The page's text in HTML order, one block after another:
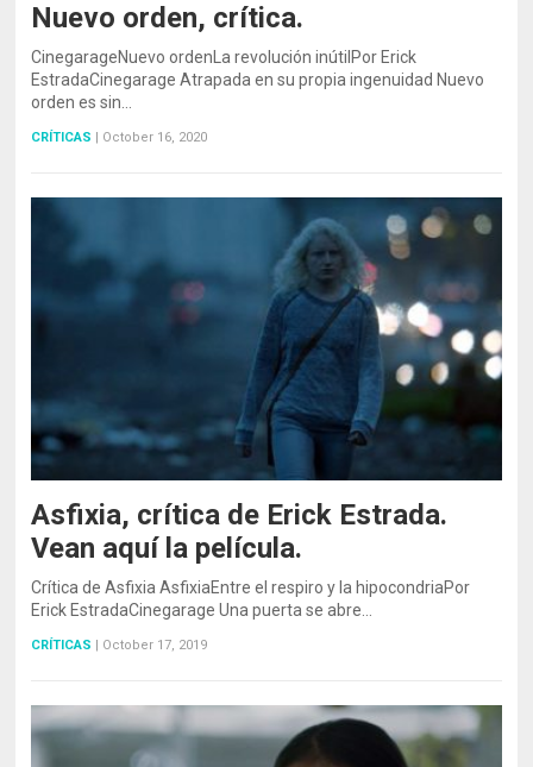
Nuevo orden, crítica.
CinegarageNuevo ordenLa revolución inútilPor Erick
EstradaCinegarage Atrapada en su propia ingenuidad Nuevo
orden es sin…
CRÍTICAS October 16, 2020
Asfixia, crítica de Erick Estrada.
Vean aquí la película.
Crítica de Asfixia AsfixiaEntre el respiro y la hipocondriaPor
Erick EstradaCinegarage Una puerta se abre…
CRÍTICAS | October 17, 2019